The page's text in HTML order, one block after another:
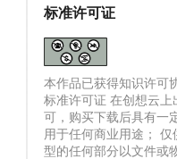
标准许可证
本作品已获得知识许可
标准许可证 在创想云
可，购买下载后具有一
用于任何商业用途；
型的任何部分以文件或